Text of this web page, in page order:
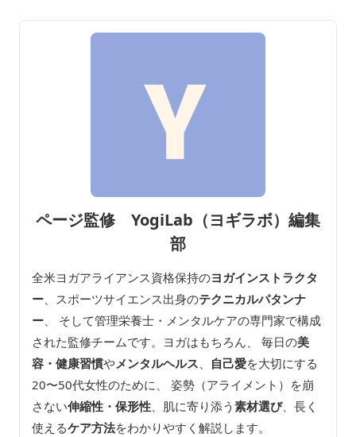
ページ監修 YogiLab（ヨギラボ）編集
部
全米ヨガアライアンス資格保持のヨガインストラクタ
ー、スポーツサイエンス出身のテクニカルパタンナ
ー、 そして管理栄養士・メンタルケアの専門家で構成
された監修チームです。ヨガはもちろん、 毎日の美
容・健康習慣やメンタルヘルス、 自己愛を大切にする
20〜50代女性のために、 姿勢（アライメント）を崩
さない伸縮性・保形性、肌に寄り添う 素材選び、長く
使えるケア方法をわかりやすく解説します。